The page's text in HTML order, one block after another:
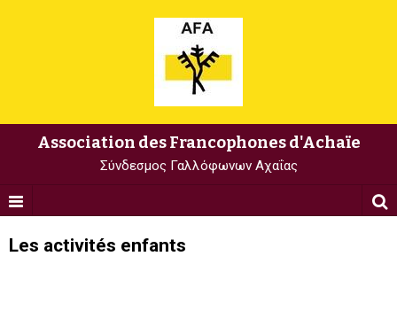
Association des Francophones d'Achaïe
Σύνδεσμος Γαλλόφωνων Αχαΐας
Les activités enfants